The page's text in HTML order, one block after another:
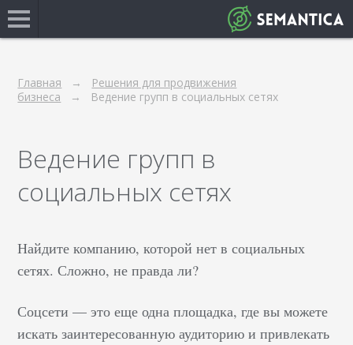
Главная
Решения для продвижения
бизнеса
Ведение групп в социальных сетях
Ведение групп в
социальных сетях
Найдите компанию, которой нет в социальных
сетях. Сложно, не правда ли?
Соцсети — это еще одна площадка, где вы можете
искать заинтересованную аудиторию и привлекать